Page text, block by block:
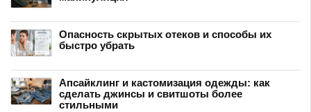
Опасность скрытых отеков и способы их
быстро убрать
Апсайклинг и кастомизация одежды: как
сделать джинсы и свитшоты более
стильными